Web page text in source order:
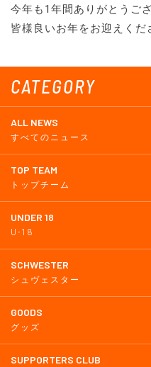
CATEGORY
ALL NEWS
すべてのニュース
TOP TEAM
トップチーム
UNDER 18
U-18
SCHWESTER
シュヴェスター
GOODS
グッズ
SUPPORTERS CLUB
今年も1年間ありがとうご
皆様良いお年をお迎えくだ